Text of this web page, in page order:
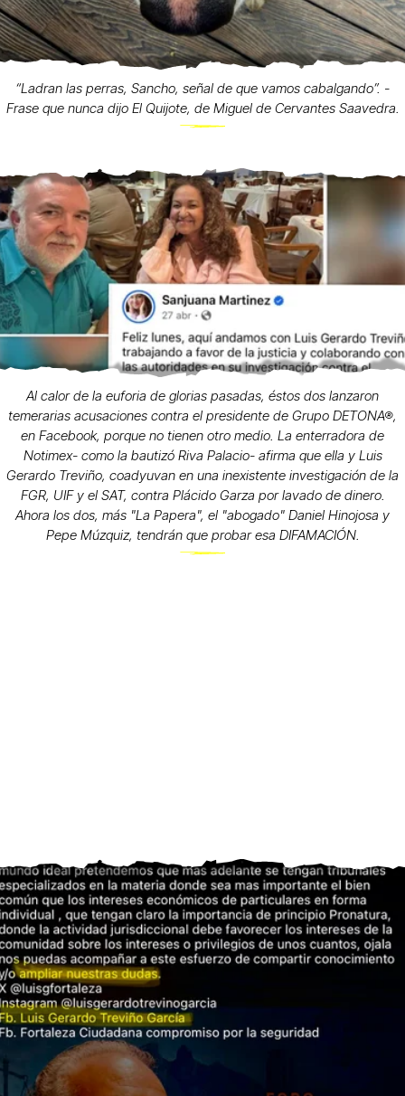
“Ladran las perras, Sancho, señal de que vamos cabalgando”. -
Frase que nunca dijo El Quijote, de Miguel de Cervantes Saavedra.
Al calor de la euforia de glorias pasadas, éstos dos lanzaron
temerarias acusaciones contra el presidente de Grupo DETONA®,
en Facebook, porque no tienen otro medio. La enterradora de
Notimex- como la bautizó Riva Palacio- afirma que ella y Luis
Gerardo Treviño, coadyuvan en una inexistente investigación de la
FGR, UIF y el SAT, contra Plácido Garza por lavado de dinero.
Ahora los dos, más "La Papera", el "abogado" Daniel Hinojosa y
Pepe Múzquiz, tendrán que probar esa DIFAMACIÓN.